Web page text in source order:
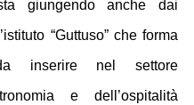
giungendo anche dai
“Guttuso” che forma
inserire nel settore
e dell’ospitalità